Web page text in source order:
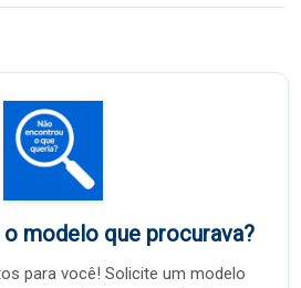
modelo que procurava?
para você! Solicite um modelo